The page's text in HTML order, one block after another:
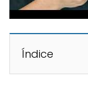
Índice